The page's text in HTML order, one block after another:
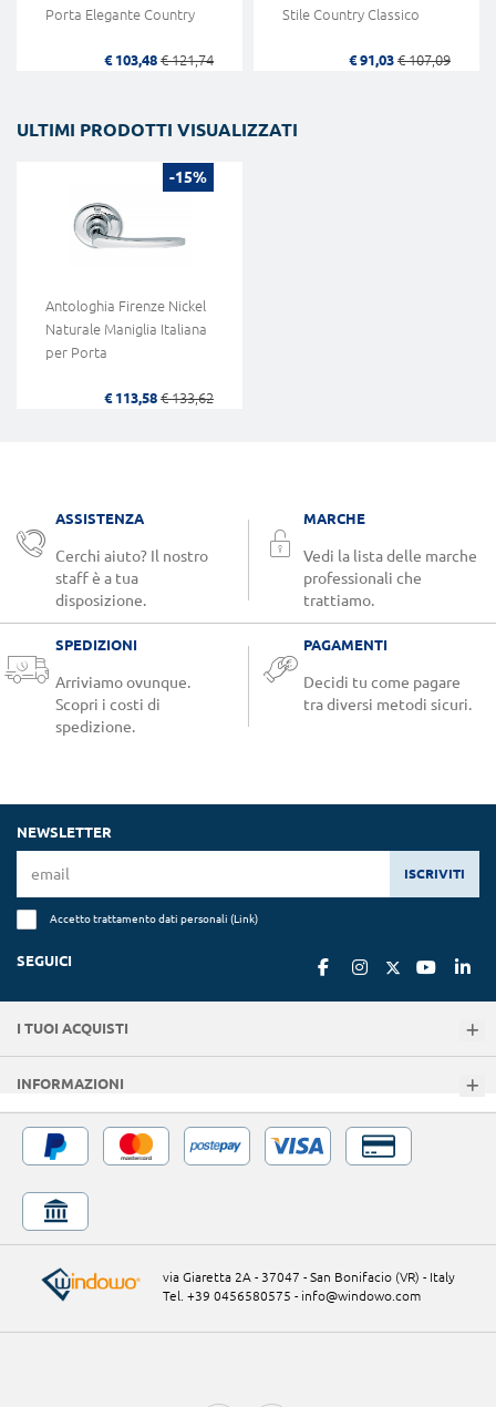
Porta Elegante Country
€ 103,48 € 121,74
Stile Country Classico
€ 91,03 € 107,09
ULTIMI PRODOTTI VISUALIZZATI
-15%
Antologhia Firenze Nickel
Naturale Maniglia Italiana
per Porta
€ 113,58 € 133,62
ASSISTENZA
Cerchi aiuto? Il nostro
staff è a tua
disposizione.
MARCHE
Vedi la lista delle marche
professionali che
trattiamo.
SPEDIZIONI
Arriviamo ovunque.
Scopri i costi di
spedizione.
PAGAMENTI
Decidi tu come pagare
tra diversi metodi sicuri.
NEWSLETTER
ISCRIVITI
Accetto trattamento dati personali (Link)
SEGUICI
I TUOI ACQUISTI
INFORMAZIONI
via Giaretta 2A - 37047 - San Bonifacio (VR) - Italy
Tel. +39 0456580575 - info@windowo.com